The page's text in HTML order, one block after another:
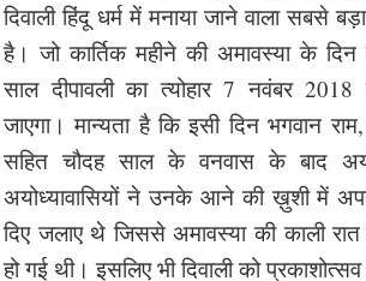
दिवाली हिंदू धर्म में मनाया जाने वाला सबसे
है। जो कार्तिक महीने की अमावस्या के
साल दीपावली का त्योहार 7 नवंबर
जाएगा। मान्यता है कि इसी दिन भगवान
सहित चौदह साल के वनवास के बाद
अयोध्यावासियों ने उनके आने की ख़ुशी में
दिए जलाए थे जिससे अमावस्या की काली
हो गई थी। इसलिए भी दिवाली को